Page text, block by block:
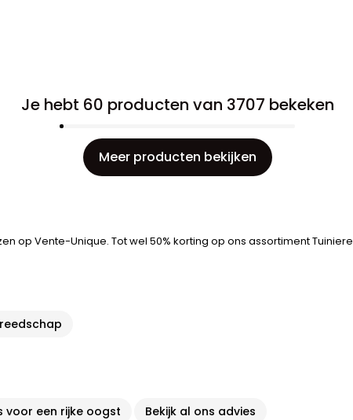
Je hebt 60 producten van 3707 bekeken
Meer producten bekijken
op Vente-Unique. Tot wel 50% korting op ons assortiment
voor een rijke oogst Bekijk al ons advies